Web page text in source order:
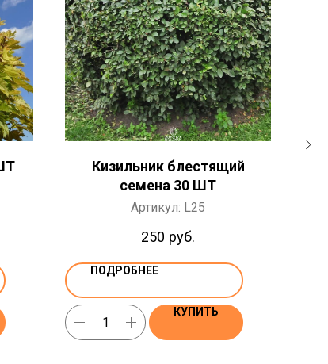
Кизильник блестящий
семена 30 ШТ
Артикул: L25
250 руб.
ПОДРОБНЕЕ
КУПИТЬ